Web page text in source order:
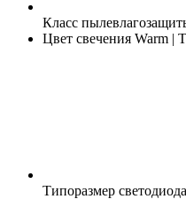
Класс
Цвет свечения Warm |
Типоразмер светодиода